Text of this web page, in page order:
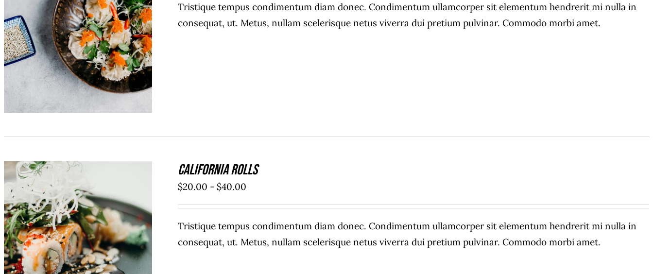
AÑADIR AL CARRITO / DETAILS
Tristique tempus condimentum diam donec. Condimentum ullamcorper sit elementum hendrerit mi nulla in
consequat, ut. Metus, nullam scelerisque netus viverra dui pretium pulvinar. Commodo morbi amet.
SELECCIONAR OPCIONES
/
DETAILS
California Rolls
$20.00 - $40.00
de
$20.00
Tristique tempus condimentum diam donec. Condimentum ullamcorper sit elementum hendrerit mi nulla in
consequat, ut. Metus, nullam scelerisque netus viverra dui pretium pulvinar. Commodo morbi amet.